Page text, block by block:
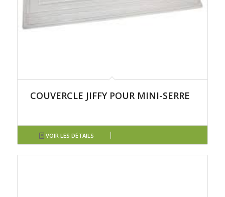
COUVERCLE JIFFY POUR MINI-SERRE
VOIR LES DÉTAILS